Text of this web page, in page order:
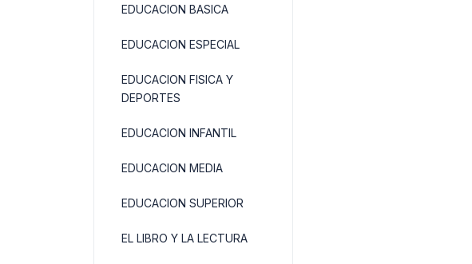
EDUCACION BASICA
EDUCACION ESPECIAL
EDUCACION FISICA Y
DEPORTES
EDUCACION INFANTIL
EDUCACION MEDIA
EDUCACION SUPERIOR
EL LIBRO Y LA LECTURA